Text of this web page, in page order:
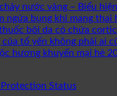
nước vàng – Biểu
ngứa bụng khi mang thai
bôi da có chứa
của tổ yến không phải ai
hương khuyến mại hè